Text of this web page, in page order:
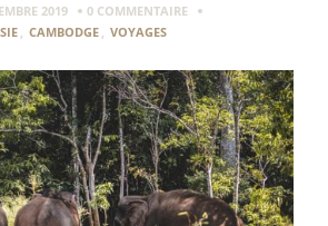
2019
0 COMMENTAIRE
CAMBODGE VOYAGES